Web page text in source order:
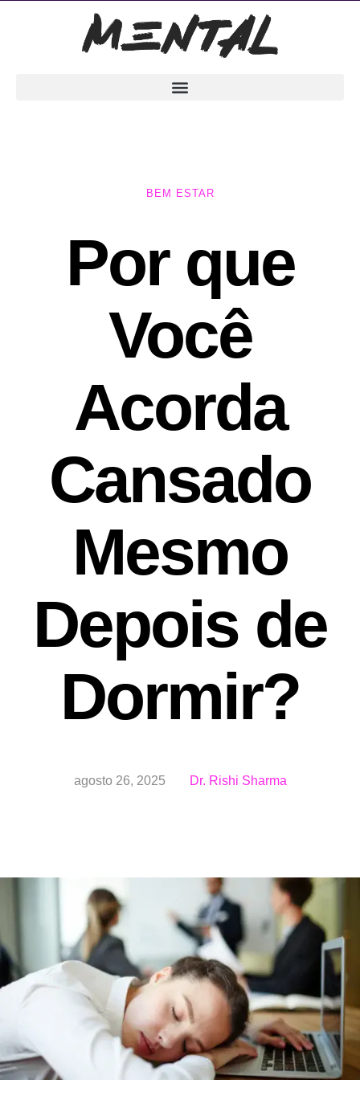
BEM ESTAR
Por que
Você
Acorda
Cansado
Mesmo
Depois de
Dormir?
agosto 26, 2025 Dr. Rishi Sharma